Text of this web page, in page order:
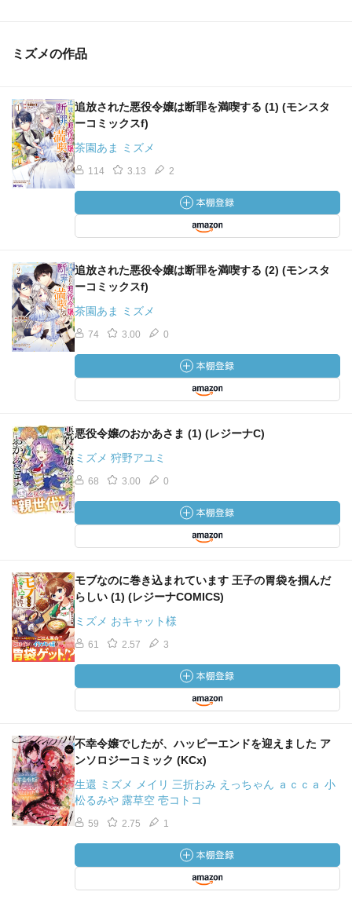
ミズメの作品
追放された悪役令嬢は断罪を満喫する (1) (モンスタ
ーコミックスf)
茶園あま ミズメ
114 3.13 2
追放された悪役令嬢は断罪を満喫する (2) (モンスタ
ーコミックスf)
茶園あま ミズメ
74 3.00 0
悪役令嬢のおかあさま (1) (レジーナC)
ミズメ 狩野アユミ
68 3.00 0
モブなのに巻き込まれています 王子の胃袋を掴んだ
らしい (1) (レジーナCOMICS)
ミズメ おキャット様
61 2.57 3
不幸令嬢でしたが、ハッピーエンドを迎えました ア
ンソロジーコミック (KCx)
生還 ミズメ メイリ 三折おみ えっちゃん ａｃｃａ 小
松るみや 露草空 壱コトコ
59 2.75 1